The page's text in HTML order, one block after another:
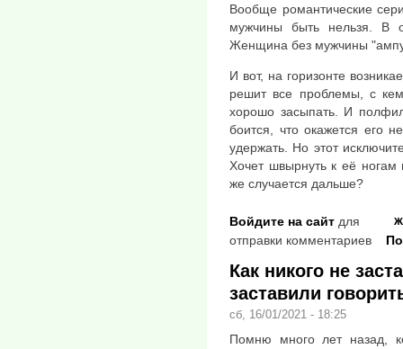
Вообще романтические
мужчины быть нельзя. В
Женщина без мужчины
И вот, на горизонте
решит все проблемы, с
хорошо засыпать. И
боится, что окажется его
удержать. Но этот
Хочет швырнуть к её
же случается дальше?
Войдите на сайт для
отправки комментариев
Как никого не
заставили
сб, 16/01/2021 - 18:25
Помню много лет назад,